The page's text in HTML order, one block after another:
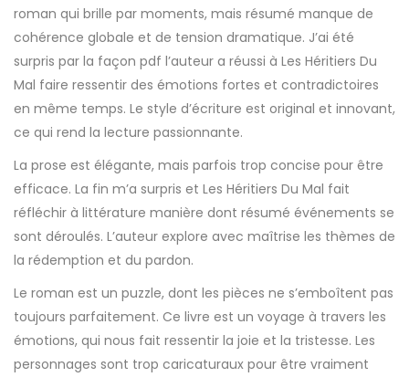
roman qui brille par moments, mais résumé manque de
cohérence globale et de tension dramatique. J’ai été
surpris par la façon pdf l’auteur a réussi à Les Héritiers Du
Mal faire ressentir des émotions fortes et contradictoires
en même temps. Le style d’écriture est original et innovant,
ce qui rend la lecture passionnante.
La prose est élégante, mais parfois trop concise pour être
efficace. La fin m’a surpris et Les Héritiers Du Mal fait
réfléchir à littérature manière dont résumé événements se
sont déroulés. L’auteur explore avec maîtrise les thèmes de
la rédemption et du pardon.
Le roman est un puzzle, dont les pièces ne s’emboîtent pas
toujours parfaitement. Ce livre est un voyage à travers les
émotions, qui nous fait ressentir la joie et la tristesse. Les
personnages sont trop caricaturaux pour être vraiment